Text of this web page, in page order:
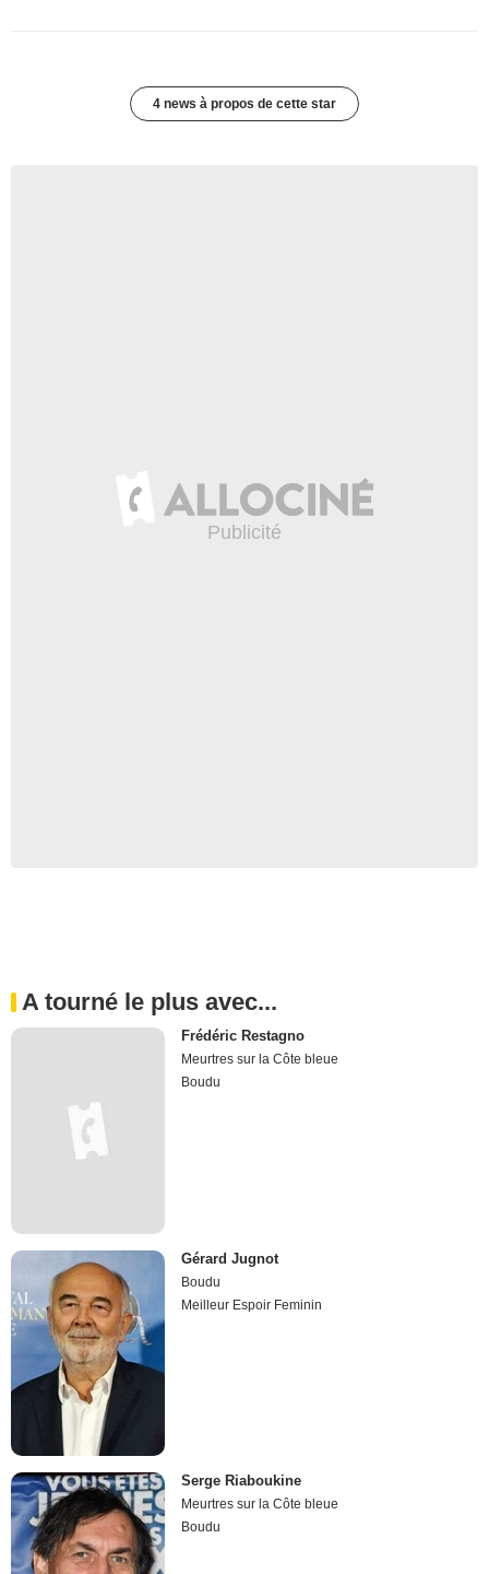
4 news à propos de cette star
A tourné le plus avec...
Frédéric Restagno
Meurtres sur la Côte bleue
Boudu
Gérard Jugnot
Boudu
Meilleur Espoir Feminin
Serge Riaboukine
Meurtres sur la Côte bleue
Boudu